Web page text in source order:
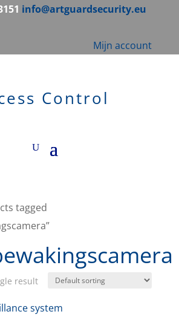
info@artguardsecurity.eu
Mijn account
Control
tagged
result